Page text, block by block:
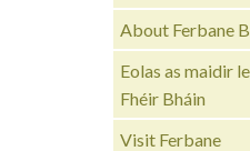
About Ferbane
Eolas as maidir
Fhéir Bháin
Visit Ferbane